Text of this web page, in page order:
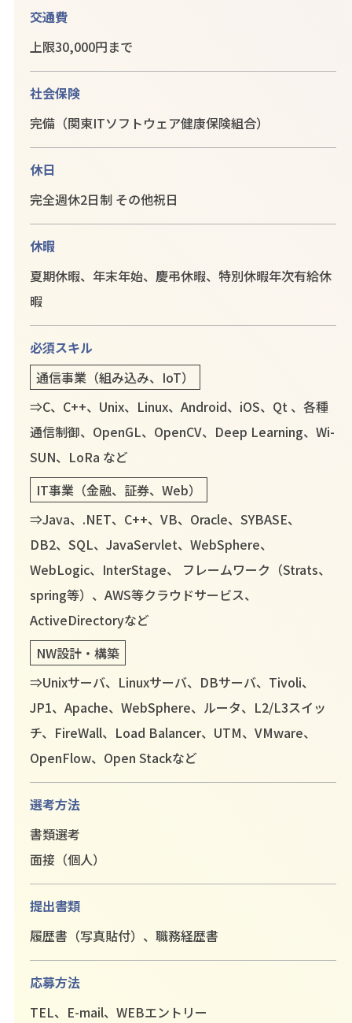
交通費
上限30,000円まで
社会保険
完備（関東ITソフトウェア健康保険組合）
休日
完全週休2日制 その他祝日
休暇
夏期休暇、年末年始、慶弔休暇、特別休暇年次有給休
暇
必須スキル
通信事業（組み込み、IoT）
⇒C、C++、Unix、Linux、Android、iOS、Qt 、各種
通信制御、OpenGL、OpenCV、Deep Learning、Wi-
SUN、LoRa など
IT事業（金融、証券、Web）
⇒Java、.NET、C++、VB、Oracle、SYBASE、
DB2、SQL、JavaServlet、WebSphere、
WebLogic、InterStage、 フレームワーク（Strats、
spring等）、AWS等クラウドサービス、
ActiveDirectoryなど
NW設計・構築
⇒Unixサーバ、Linuxサーバ、DBサーバ、Tivoli、
JP1、Apache、WebSphere、ルータ、L2/L3スイッ
チ、FireWall、 Load Balancer、UTM、VMware、
OpenFlow、Open Stackなど
選考方法
書類選考
面接（個人）
提出書類
履歴書（写真貼付）、職務経歴書
応募方法
TEL、E-mail、WEBエントリー